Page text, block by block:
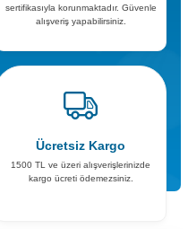
sertifikasıyla korunmaktadır. Güvenle
alışveriş yapabilirsiniz.
Ücretsiz Kargo
1500 TL ve üzeri alışverişlerinizde
kargo ücreti ödemezsiniz.